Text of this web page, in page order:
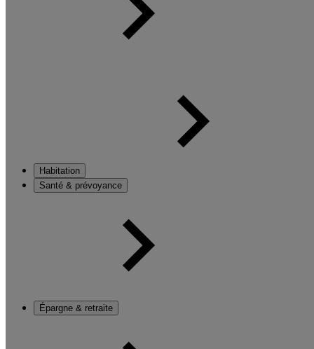
Habitation
Santé & prévoyance
Épargne & retraite